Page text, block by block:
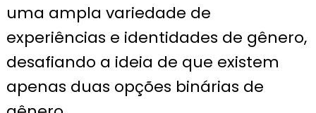
uma ampla variedade de
experiências e identidades de gênero,
desafiando a ideia de que existem
apenas duas opções binárias de